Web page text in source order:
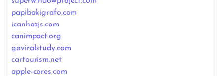
papibakigrafo.com
icanhazjs.com
canimpact.org
goviralstudy.com
cartourism.net
apple-cores.com